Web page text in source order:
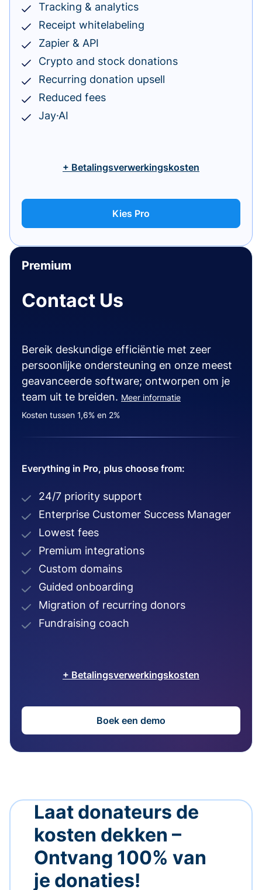
Tracking & analytics
Receipt whitelabeling
Zapier & API
Crypto and stock donations
Recurring donation upsell
Reduced fees
Jay·AI
+ Betalingsverwerkingskosten
Kies Pro
Premium
Contact Us
Bereik deskundige efficiëntie met zeer
persoonlijke ondersteuning en onze meest
geavanceerde software; ontworpen om je
team uit te breiden. Meer informatie
Kosten tussen 1,6% en 2%
Everything in Pro, plus choose from:
24/7 priority support
Enterprise Customer Success Manager
Lowest fees
Premium integrations
Custom domains
Guided onboarding
Migration of recurring donors
Fundraising coach
+ Betalingsverwerkingskosten
Boek een demo
Laat donateurs de
kosten dekken –
Ontvang 100% van
je donaties!